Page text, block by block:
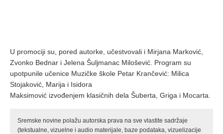
U promociji su, pored autorke, učestvovali i Mirjana Marković,
Zvonko Bednar i Jelena Šuljmanac Milošević. Program su
upotpunile učenice Muzičke škole Petar Krančević: Milica
Stojaković, Marija i Isidora
Maksimović izvođenjem klasičnih dela Šuberta, Griga i Mocarta.
Sremske novine polažu autorska prava na sve vlastite sadržaje
(tekstualne, vizuelne i audio materijale, baze podataka, vizuelizacije